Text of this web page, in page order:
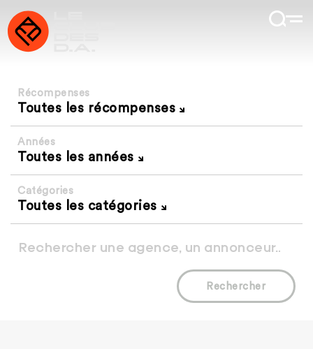
Récompenses
Toutes les récompenses
Années
Toutes les années
Catégories
Toutes les catégories
Rechercher